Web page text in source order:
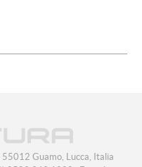
55012 Guamo, Lucca, Italia